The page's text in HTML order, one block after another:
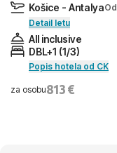
Košice - Antalya
Detail letu
All inclusive
DBL+1 (1/3)
Popis hotela od CK
za osobu813 €